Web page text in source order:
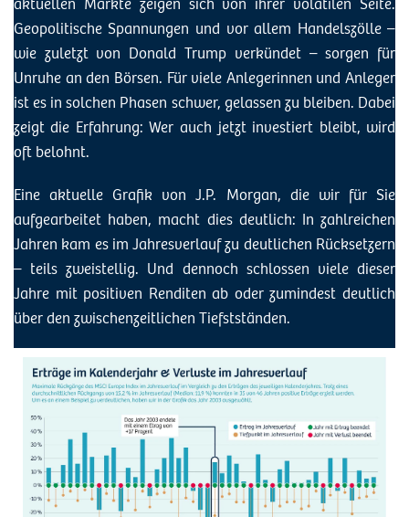
Geopolitische Spannungen und vor allem Handelszölle –
wie zuletzt von Donald Trump verkündet – sorgen für
Unruhe an den Börsen. Für viele Anlegerinnen und Anleger
ist es in solchen Phasen schwer, gelassen zu bleiben. Dabei
zeigt die Erfahrung: Wer auch jetzt investiert bleibt, wird
oft belohnt.
Eine aktuelle Grafik von J.P. Morgan, die wir für Sie
aufgearbeitet haben, macht dies deutlich: In zahlreichen
Jahren kam es im Jahresverlauf zu deutlichen Rücksetzern
– teils zweistellig. Und dennoch schlossen viele dieser
Jahre mit positiven Renditen ab oder zumindest deutlich
über den zwischenzeitlichen Tiefstständen.